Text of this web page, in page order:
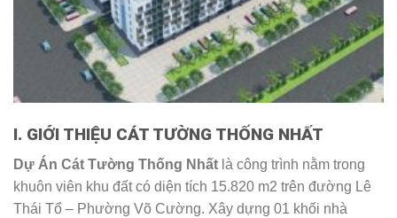
I. GIỚI THIỆU CÁT TƯỜNG THỐNG NHẤT
Dự Án Cát Tường Thống Nhất là công trình nằm trong
khuôn viên khu đất có diện tích 15.820 m2 trên đường Lê
Thái Tổ – Phường Võ Cường. Xây dựng 01 khối nhà